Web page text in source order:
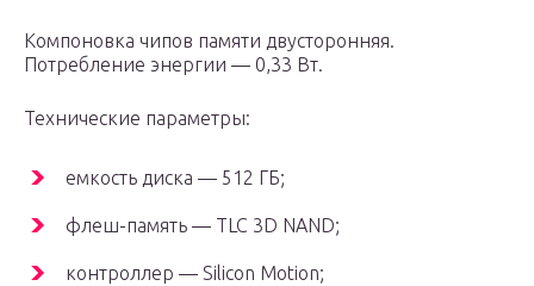
Компоновка чипов памяти двусторонняя.
Потребление энергии — 0,33 Вт.
Технические параметры:
емкость диска — 512 ГБ;
флеш-память — TLC 3D NAND;
контроллер — Silicon Motion;